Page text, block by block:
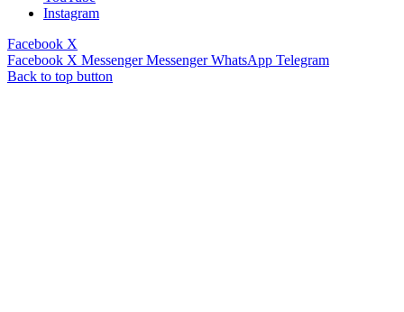
Instagram
Facebook X
Facebook X Messenger Messenger WhatsApp Telegram
Back to top button